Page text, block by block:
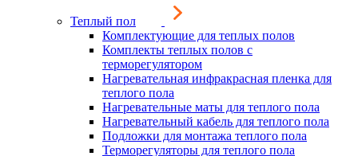
Теплый пол
Комплектующие для теплых полов
Комплекты теплых полов с
терморегулятором
Нагревательная инфракрасная пленка для
теплого пола
Нагревательные маты для теплого пола
Нагревательный кабель для теплого пола
Подложки для монтажа теплого пола
Терморегуляторы для теплого пола